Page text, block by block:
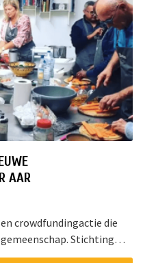
AAR
crowdfundingactie die
Stichting
multifunctioneel